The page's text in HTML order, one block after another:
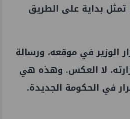
تمثل بداية على الطريق
الوزيرفي موقعه، ورسالة
لا العكس. وهذه هي
في الحكومة الجديدة.
أوبك+ يتفق على زيادة طفيفة في
خلال سبتمبر